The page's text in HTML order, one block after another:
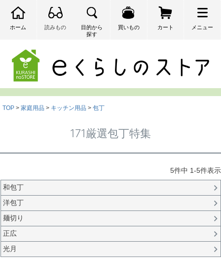
ホーム 読みもの
目的から
探す
買いもの カート メニュー
TOP 家庭用品 キッチン用品 包丁
171厳選包丁特集
5件中 1-5件表示
和包丁
洋包丁
麺切り
正広
光月